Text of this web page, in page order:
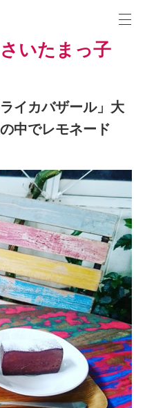
いたまっ子
イカバザール」大
中でレモネード